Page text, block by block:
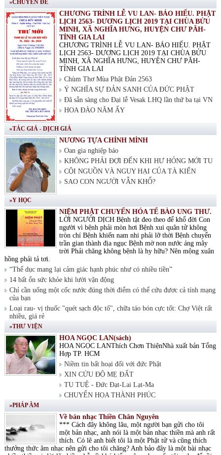
»CHUYÊN ĐỀ
CHƯƠNG TRÌNH LỄ VU LAN- BÁO HIẾU. PHẬT
LỊCH 2563- DƯƠNG LỊCH 2019 TẠI CHÙA BỬU
MINH, XÃ NGHĨA HƯNG, HUYỆN CHƯ PĂH-
TỈNH GIA LAI
CHƯƠNG TRÌNH LỄ VU LAN- BÁO HIẾU. PHẬT
LỊCH 2563- DƯƠNG LỊCH 2019 TẠI CHÙA BỬU
MINH, XÃ NGHĨA HƯNG, HUYỆN CHƯ PĂH-
TỈNH GIA LAI
Chùm Thơ Mùa Phật Đản 2563
Ý NGHĨA SỰ ĐẢN SANH CỦA ĐỨC PHẬT
Đã sẵn sàng cho Đại lễ Vesak LHQ lần thứ ba tại VN
HOA ĐÀO NĂM ẤY
»TÁC GIẢ - DỊCH GIẢ
NƯƠNG TỰA CHÍNH MÌNH
Oan gia nghiệp báo
KHÔNG PHẢI ĐỢI ĐẾN KHI HƯ HỎNG MỚI TU
CỘI NGUỒN VÀ NGUY HẠI CỦA TÀ KIẾN
SAO CON NGƯỜI VẪN KHỔ?
»Y HỌC
NIỆM PHẬT CHUYỂN HÓA TẾ BÀO UNG THƯ.
LỜI NGƯỜI DỊCH Bệnh tật đeo theo để khổ đời Con
người vì bệnh phải mòn hơi Bệnh xui quân tử không
tròn chí Bệnh khiến nam nhi phải lỡ thời Bệnh chuyển
trần gian thành địa ngục Bệnh mờ non nước áng mây
trời Phải chăng không bệnh là hy hữu? Nên mộng xuân
hồng phải tả tơi.
“Thể dục mang lại cảm giác hạnh phúc như có nhiều tiền”
14 bất ổn sức khỏe khi lười vận động
Chỉ cần uống một cốc nước đúng thời điểm có thể cứu được cả tính mạng
của bạn
Loại rau- vị thuốc "quét sạch độc tố", chữa táo bón cực tốt: Chợ Việt rất
nhiều, giá rẻ
»THƯ VIỆN
HOA NGỌC LAN(sách)
HOA NGỌC LANThích Chơn ThiệnNhà xuất bản Tổng
Hợp TP. HCM
Niềm tin bất hoại đối với đức Phật
XIN CỨU ĐỘ MẸ ĐẤT
TU TUỆ - Đức Đạt-Lai Lạt-Ma
CHUYỂN HỌA THÀNH PHÚC
»PHÁP ÂM
Về bản nhạc Thiền Chân Nguyên
*** Cách đây không lâu, một người bạn gửi cho tôi
một bản nhạc, anh nói là một bản nhạc thiền mà anh rất
thích. Có lẽ anh biết tôi là một Phật tử và cũng thích
thưởng thức âm nhạc nên gửi cho tôi chăng? Anh bảo đây là một bài nhạc